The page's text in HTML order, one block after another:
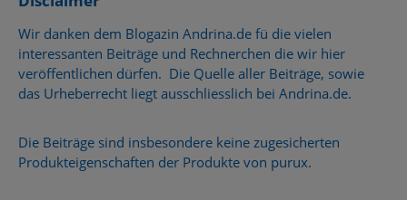
Wir danken dem Blogazin Andrina.de fü die vielen
interessanten Beiträge und Rechnerchen die wir hier
veröffentlichen dürfen. Die Quelle aller Beiträge, sowie
das Urheberrecht liegt ausschliesslich bei Andrina.de.
Die Beiträge sind insbesondere keine zugesicherten
Produkteigenschaften der Produkte von purux.